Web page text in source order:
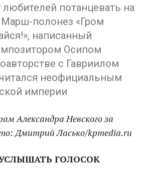
любителей потанцевать на
полонез «Гром
написанный
Осипом
с Гавриилом
неофициальным
империи
Александра Невского за
Дмитрий Ласько/kpmedia.ru
ГОЛОСОК